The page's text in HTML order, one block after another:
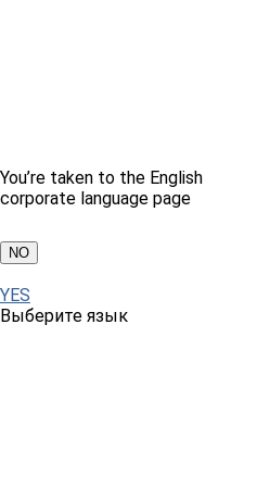
You’re taken to the English
corporate language page
NO
YES
Выберите язык